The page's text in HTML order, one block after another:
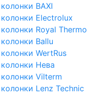
BAXI
Electrolux
Royal Thermo
Ballu
WertRus
Нева
Vilterm
Lenz Technic